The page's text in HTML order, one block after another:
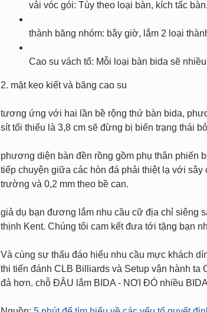
vải vóc gói: Tùy theo loại bàn, kích tấc
thành băng nhóm: bây giờ, lắm 2 loại
Cao su vách tổ: Mỗi loại bàn bida sẽ
2. mặt keo kiết và băng cao su
tương ứng với hai lần bề rộng thứ bàn bida,
sít tối thiểu là 3,8 cm sẽ đừng bị biến trạng thái
phương diện bàn đền rồng gồm phụ thân phiến
tiếp chuyện giữa các hòn đá phải thiệt lạ với
trường và 0,2 mm theo bề can.
giả dụ bạn đương lắm nhu cầu cữ địa chỉ siêng
thịnh Kent. Chúng tôi cam kết đưa tới tặng bạn
Và cùng sự thấu đáo hiểu nhu cầu mực khách
thi tiến đánh CLB Billiards và Setup vận hành
đả hơn. chỗ ĐÂU lắm BIDA - NƠI ĐÓ nhiều